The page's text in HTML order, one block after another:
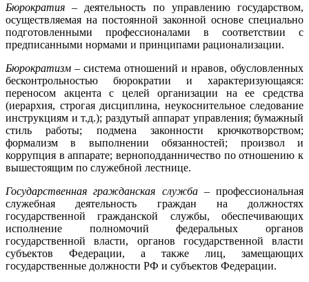
Бюрократия – деятельность по управлению государством,
осуществляемая на постоянной законной основе специально
подготовленными профессионалами в соответствии с
предписанными нормами и принципами рационализации.
Бюрократизм – система отношений и нравов, обусловленных
бесконтрольностью бюрократии и характеризующаяся:
переносом акцента с целей организации на ее средства
(иерархия, строгая дисциплина, неукоснительное следование
инструкциям и т.д.); раздутый аппарат управления; бумажный
стиль работы; подмена законности крючкотворством;
формализм в выполнении обязанностей; произвол и
коррупция в аппарате; верноподданничество по отношению к
вышестоящим по служебной лестнице.
Государственная гражданская служба– профессиональная
служебная деятельность граждан на должностях
государственной граждан­ской службы, обеспечивающих
исполнение полномочий федераль­ных органов
государственной власти, органов государственной власти
субъектов Федерации, а также лиц, замещающих
государственные долж­ности РФ и субъектов Федерации.